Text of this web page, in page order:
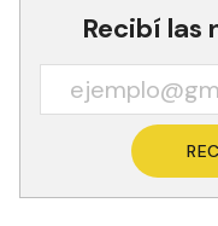
Recibí las